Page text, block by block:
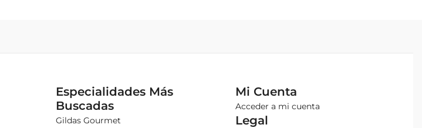
Especialidades Más
Buscadas
Gildas Gourmet
Mi Cuenta
Acceder a mi cuenta
Legal